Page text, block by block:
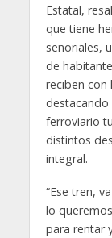
Estatal,
que tiene
señoriales,
de
reciben con
destacando
ferroviario
distintos
integral.
“Ese tren,
lo
para rentar